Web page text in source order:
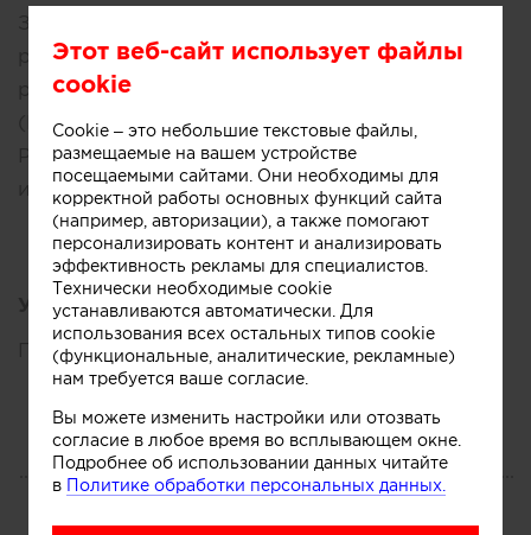
реконструкции Останкинской телебашни и
развлекательного центра в г. Чемкент
(Казахстан).
Работаем над созданием частных
интерьеров.
Увлечения:
Путешествия, Баскетбол
ПОРТФОЛИО
Все
Этот веб-сайт использует файлы
cookie
Cookie – это небольшие текстовые файлы,
размещаемые на вашем устройстве
посещаемыми сайтами. Они необходимы для
корректной работы основных функций сайта
(например, авторизации), а также помогают
персонализировать контент и анализировать
эффективность рекламы для специалистов.
Технически необходимые cookie
устанавливаются автоматически. Для
использования всех остальных типов cookie
(функциональные, аналитические, рекламные)
нам требуется ваше согласие.
Вы можете изменить настройки или отозвать
согласие в любое время во всплывающем окне.
Подробнее об использовании данных читайте
в Политике обработки персональных данных.